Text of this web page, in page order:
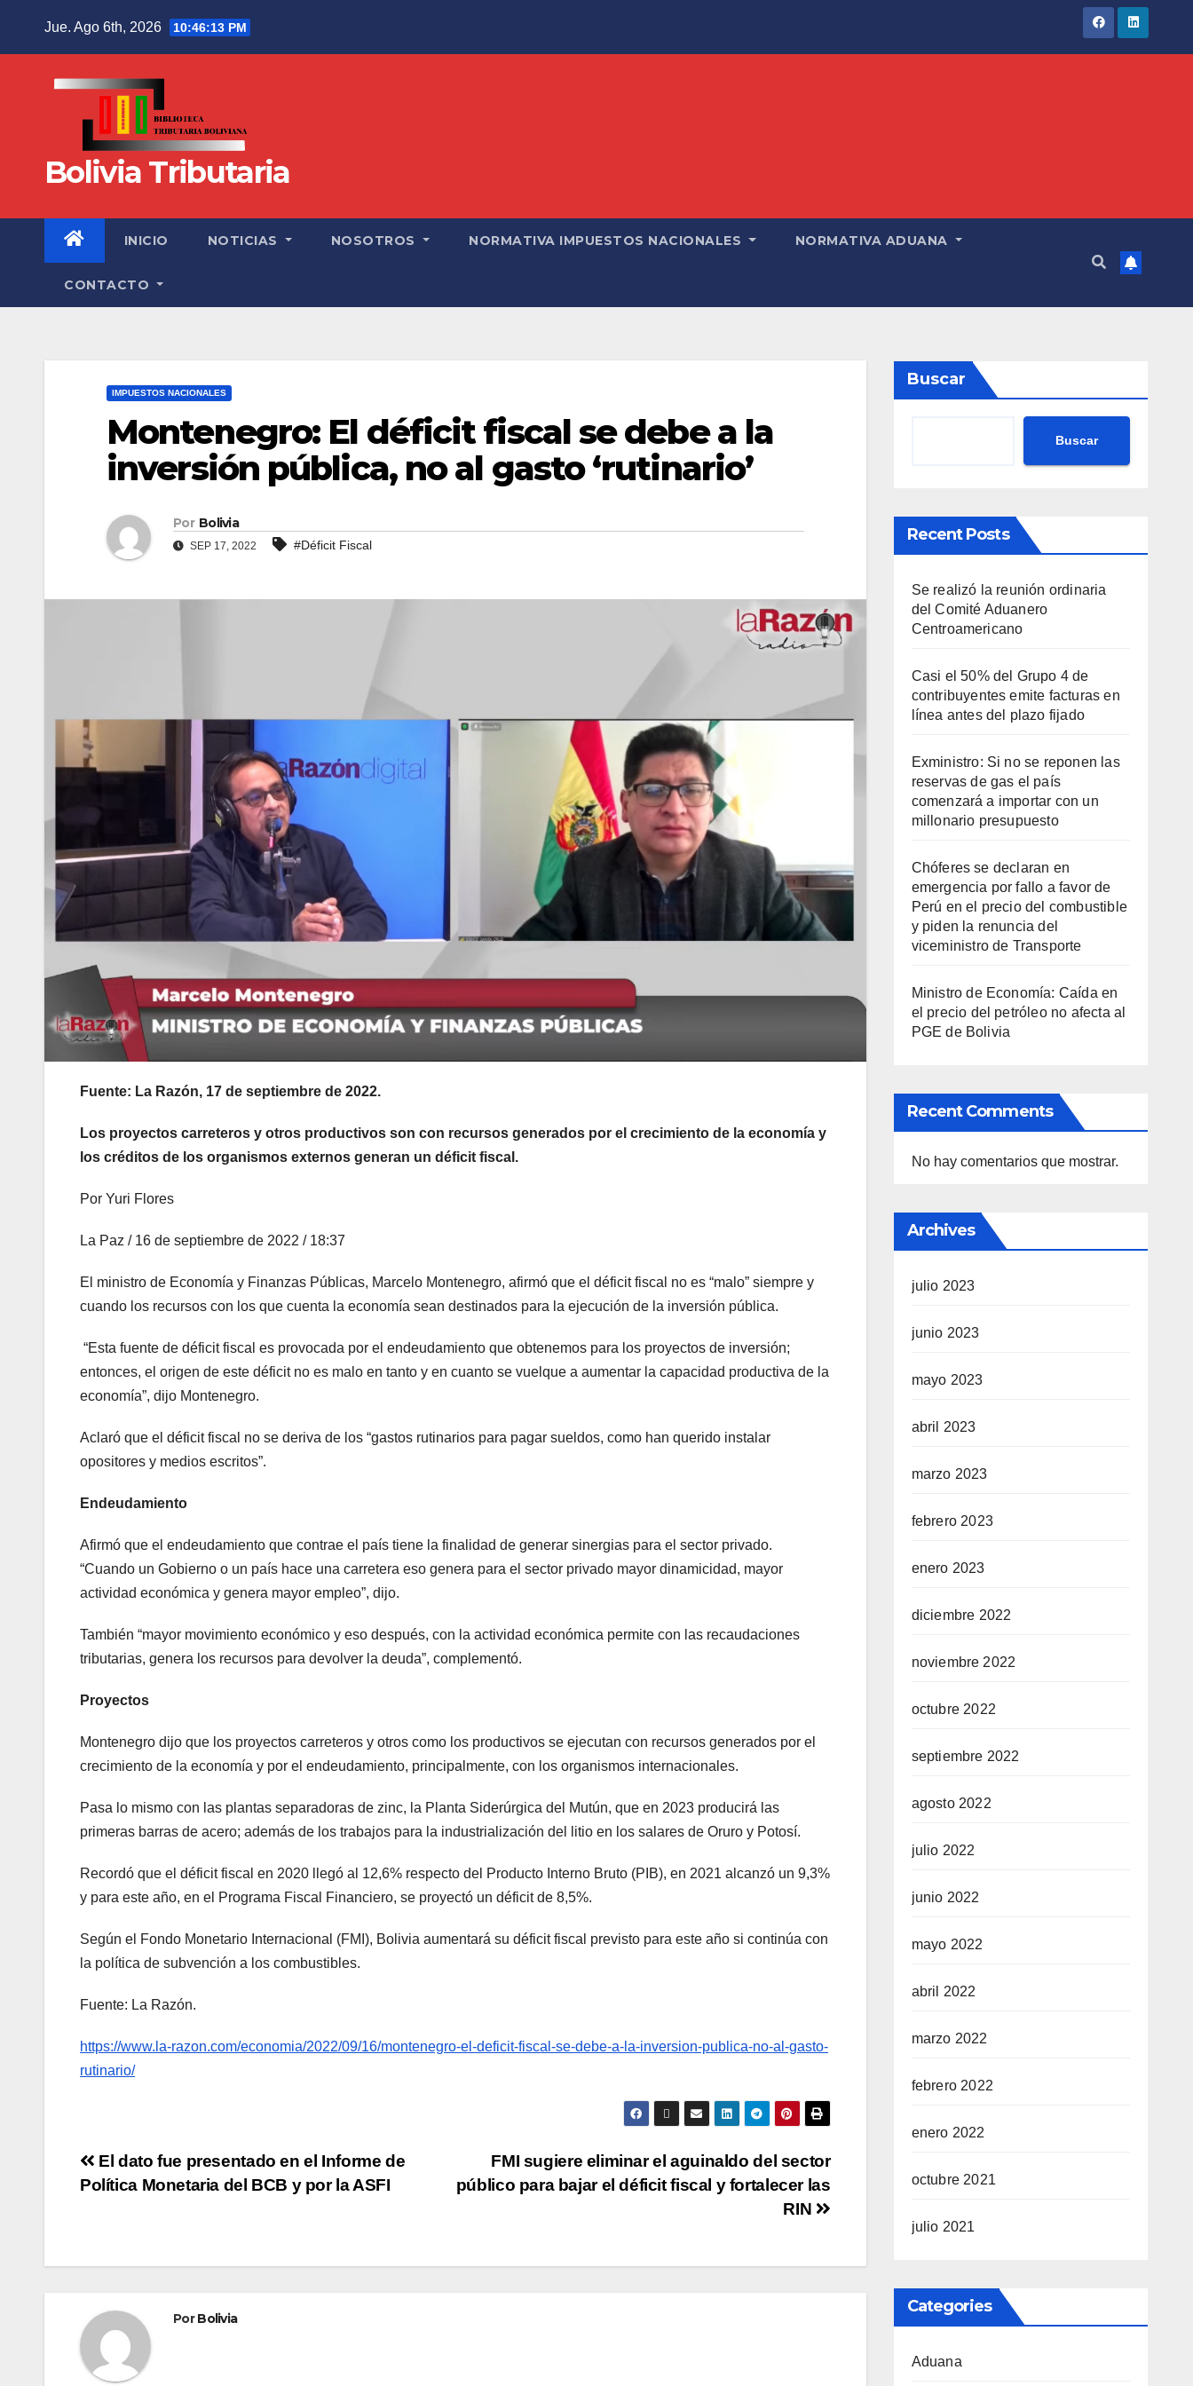
Jue. Ago 6th, 2026 10:46:14 PM
Bolivia Tributaria
INICIO NOTICIAS NOSOTROS NORMATIVA IMPUESTOS NACIONALES NORMATIVA ADUANA
CONTACTO
IMPUESTOS NACIONALES
Montenegro: El déficit fiscal se debe a la
inversión pública, no al gasto ‘rutinario’
Por Bolivia
SEP 17, 2022 #Déficit Fiscal
Fuente: La Razón, 17 de septiembre de 2022.
Los proyectos carreteros y otros productivos son con recursos generados por el crecimiento de la economía y
los créditos de los organismos externos generan un déficit fiscal.
Por Yuri Flores
La Paz / 16 de septiembre de 2022 / 18:37
El ministro de Economía y Finanzas Públicas, Marcelo Montenegro, afirmó que el déficit fiscal no es “malo” siempre y
cuando los recursos con los que cuenta la economía sean destinados para la ejecución de la inversión pública.
“Esta fuente de déficit fiscal es provocada por el endeudamiento que obtenemos para los proyectos de inversión;
entonces, el origen de este déficit no es malo en tanto y en cuanto se vuelque a aumentar la capacidad productiva de la
economía”, dijo Montenegro.
Aclaró que el déficit fiscal no se deriva de los “gastos rutinarios para pagar sueldos, como han querido instalar
opositores y medios escritos”.
Endeudamiento
Afirmó que el endeudamiento que contrae el país tiene la finalidad de generar sinergias para el sector privado.
“Cuando un Gobierno o un país hace una carretera eso genera para el sector privado mayor dinamicidad, mayor
actividad económica y genera mayor empleo”, dijo.
También “mayor movimiento económico y eso después, con la actividad económica permite con las recaudaciones
tributarias, genera los recursos para devolver la deuda”, complementó.
Proyectos
Montenegro dijo que los proyectos carreteros y otros como los productivos se ejecutan con recursos generados por el
crecimiento de la economía y por el endeudamiento, principalmente, con los organismos internacionales.
Pasa lo mismo con las plantas separadoras de zinc, la Planta Siderúrgica del Mutún, que en 2023 producirá las
primeras barras de acero; además de los trabajos para la industrialización del litio en los salares de Oruro y Potosí.
Recordó que el déficit fiscal en 2020 llegó al 12,6% respecto del Producto Interno Bruto (PIB), en 2021 alcanzó un 9,3%
y para este año, en el Programa Fiscal Financiero, se proyectó un déficit de 8,5%.
Según el Fondo Monetario Internacional (FMI), Bolivia aumentará su déficit fiscal previsto para este año si continúa con
la política de subvención a los combustibles.
Fuente: La Razón.
https://www.la-razon.com/economia/2022/09/16/montenegro-el-deficit-fiscal-se-debe-a-la-inversion-publica-no-al-gasto-
rutinario/
FMI sugiere eliminar el aguinaldo del sector
público para bajar el déficit fiscal y fortalecer las
RIN
El dato fue presentado en el Informe de
Política Monetaria del BCB y por la ASFI
PorBolivia
Buscar
Buscar
Recent Posts
Se realizó la reunión ordinaria
del Comité Aduanero
Centroamericano
Casi el 50% del Grupo 4 de
contribuyentes emite facturas en
línea antes del plazo fijado
Exministro: Si no se reponen las
reservas de gas el país
comenzará a importar con un
millonario presupuesto
Chóferes se declaran en
emergencia por fallo a favor de
Perú en el precio del combustible
y piden la renuncia del
viceministro de Transporte
Ministro de Economía: Caída en
el precio del petróleo no afecta al
PGE de Bolivia
Recent Comments
No hay comentarios que mostrar.
Archives
julio 2023
junio 2023
mayo 2023
abril 2023
marzo 2023
febrero 2023
enero 2023
diciembre 2022
noviembre 2022
octubre 2022
septiembre 2022
agosto 2022
julio 2022
junio 2022
mayo 2022
abril 2022
marzo 2022
febrero 2022
enero 2022
octubre 2021
julio 2021
Categories
Aduana